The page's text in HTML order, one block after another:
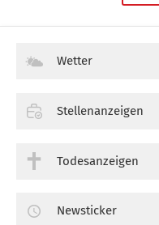
Wetter
Stellenanzeigen
Todesanzeigen
Newsticker